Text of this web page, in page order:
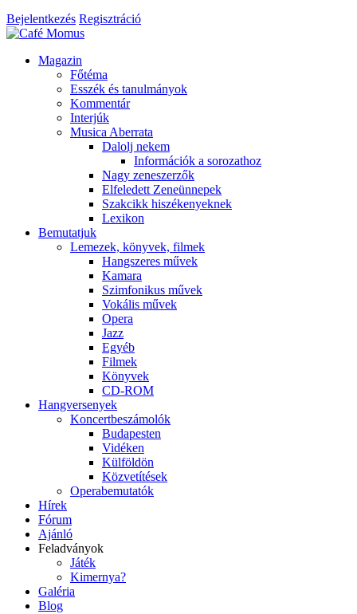
Bejelentkezés Regisztráció
Magazin
Főtéma
Esszék és tanulmányok
Kommentár
Interjúk
Musica Aberrata
Dalolj nekem
Információk a sorozathoz
Nagy zeneszerzők
Elfeledett Zeneünnepek
Szakcikk hiszékenyeknek
Lexikon
Bemutatjuk
Lemezek, könyvek, filmek
Hangszeres művek
Kamara
Szimfonikus művek
Vokális művek
Opera
Jazz
Egyéb
Filmek
Könyvek
CD-ROM
Hangversenyek
Koncertbeszámolók
Budapesten
Vidéken
Külföldön
Közvetítések
Operabemutatók
Hírek
Fórum
Ajánló
Feladványok
Játék
Kimernya?
Galéria
Blog